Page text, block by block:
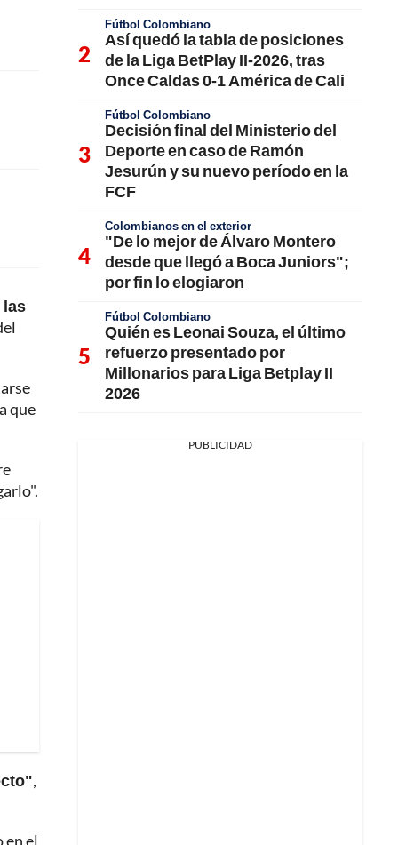
las
que
,
el
Fútbol Colombiano
Así quedó la tabla de posiciones
de la Liga BetPlay II-2026, tras
Once Caldas 0-1 América de Cali
Fútbol Colombiano
Decisión final del Ministerio del
Deporte en caso de Ramón
Jesurún y su nuevo período en la
FCF
Colombianos en el exterior
"De lo mejor de Álvaro Montero
desde que llegó a Boca Juniors";
por fin lo elogiaron
Fútbol Colombiano
Quién es Leonai Souza, el último
refuerzo presentado por
Millonarios para Liga Betplay II
2026
PUBLICIDAD